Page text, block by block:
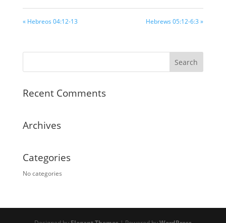
« Hebreos 04:12-13 Hebrews 05:12-6:3 »
Recent Comments
Archives
Categories
No categories